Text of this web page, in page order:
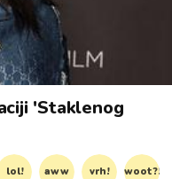
'Staklenog
lol! aww vrh! woot?!